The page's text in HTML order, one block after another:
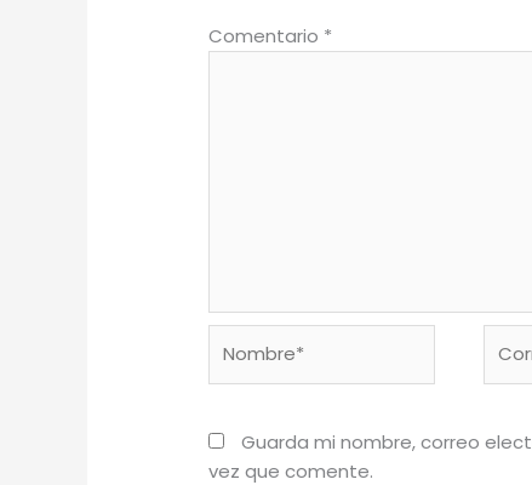
Comentario *
Guarda mi nombre, correo
vez que comente.